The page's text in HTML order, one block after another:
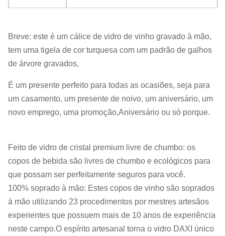
Breve: este é um cálice de vidro de vinho gravado à mão,
tem uma tigela de cor turquesa com um padrão de galhos
de árvore gravados,
É um presente perfeito para todas as ocasiões, seja para
um casamento, um presente de noivo, um aniversário, um
novo emprego, uma promoção,Aniversário ou só porque.
Feito de vidro de cristal premium livre de chumbo: os
copos de bebida são livres de chumbo e ecológicos para
que possam ser perfeitamente seguros para você.
100% soprado à mão: Estes copos de vinho são soprados
à mão utilizando 23 procedimentos por mestres artesãos
experientes que possuem mais de 10 anos de experiência
neste campo.O espírito artesanal torna o vidro DAXI único